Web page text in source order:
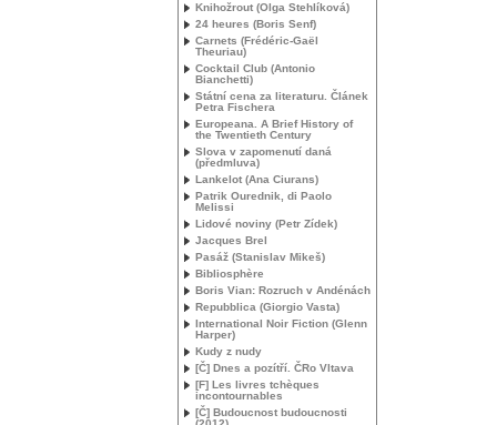
Knihožrout (Olga Stehlíková)
24 heures (Boris Senf)
Carnets (Frédéric-Gaël
Theuriau)
Cocktail Club (Antonio
Bianchetti)
Státní cena za literaturu. Článek
Petra Fischera
Europeana. A Brief History of
the Twentieth Century
Slova v zapomenutí daná
(předmluva)
Lankelot (Ana Ciurans)
Patrik Ourednik, di Paolo
Melissi
Lidové noviny (Petr Zídek)
Jacques Brel
Pasáž (Stanislav Mikeš)
Bibliosphère
Boris Vian: Rozruch v Andénách
Repubblica (Giorgio Vasta)
International Noir Fiction (Glenn
Harper)
Kudy z nudy
[Č] Dnes a pozítří. ČRo Vltava
[F] Les livres tchèques
incontournables
[Č] Budoucnost budoucnosti